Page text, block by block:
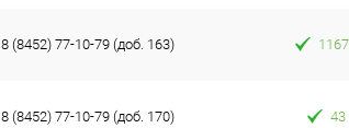
8 (8452) 77-10-79 (доб. 163)
8 (8452) 77-10-79 (доб. 170) 43